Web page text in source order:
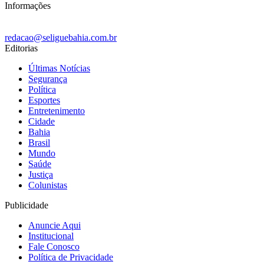
Informações
redacao@seliguebahia.com.br
Editorias
Últimas Notícias
Segurança
Política
Esportes
Entretenimento
Cidade
Bahia
Brasil
Mundo
Saúde
Justiça
Colunistas
Publicidade
Anuncie Aqui
Institucional
Fale Conosco
Política de Privacidade